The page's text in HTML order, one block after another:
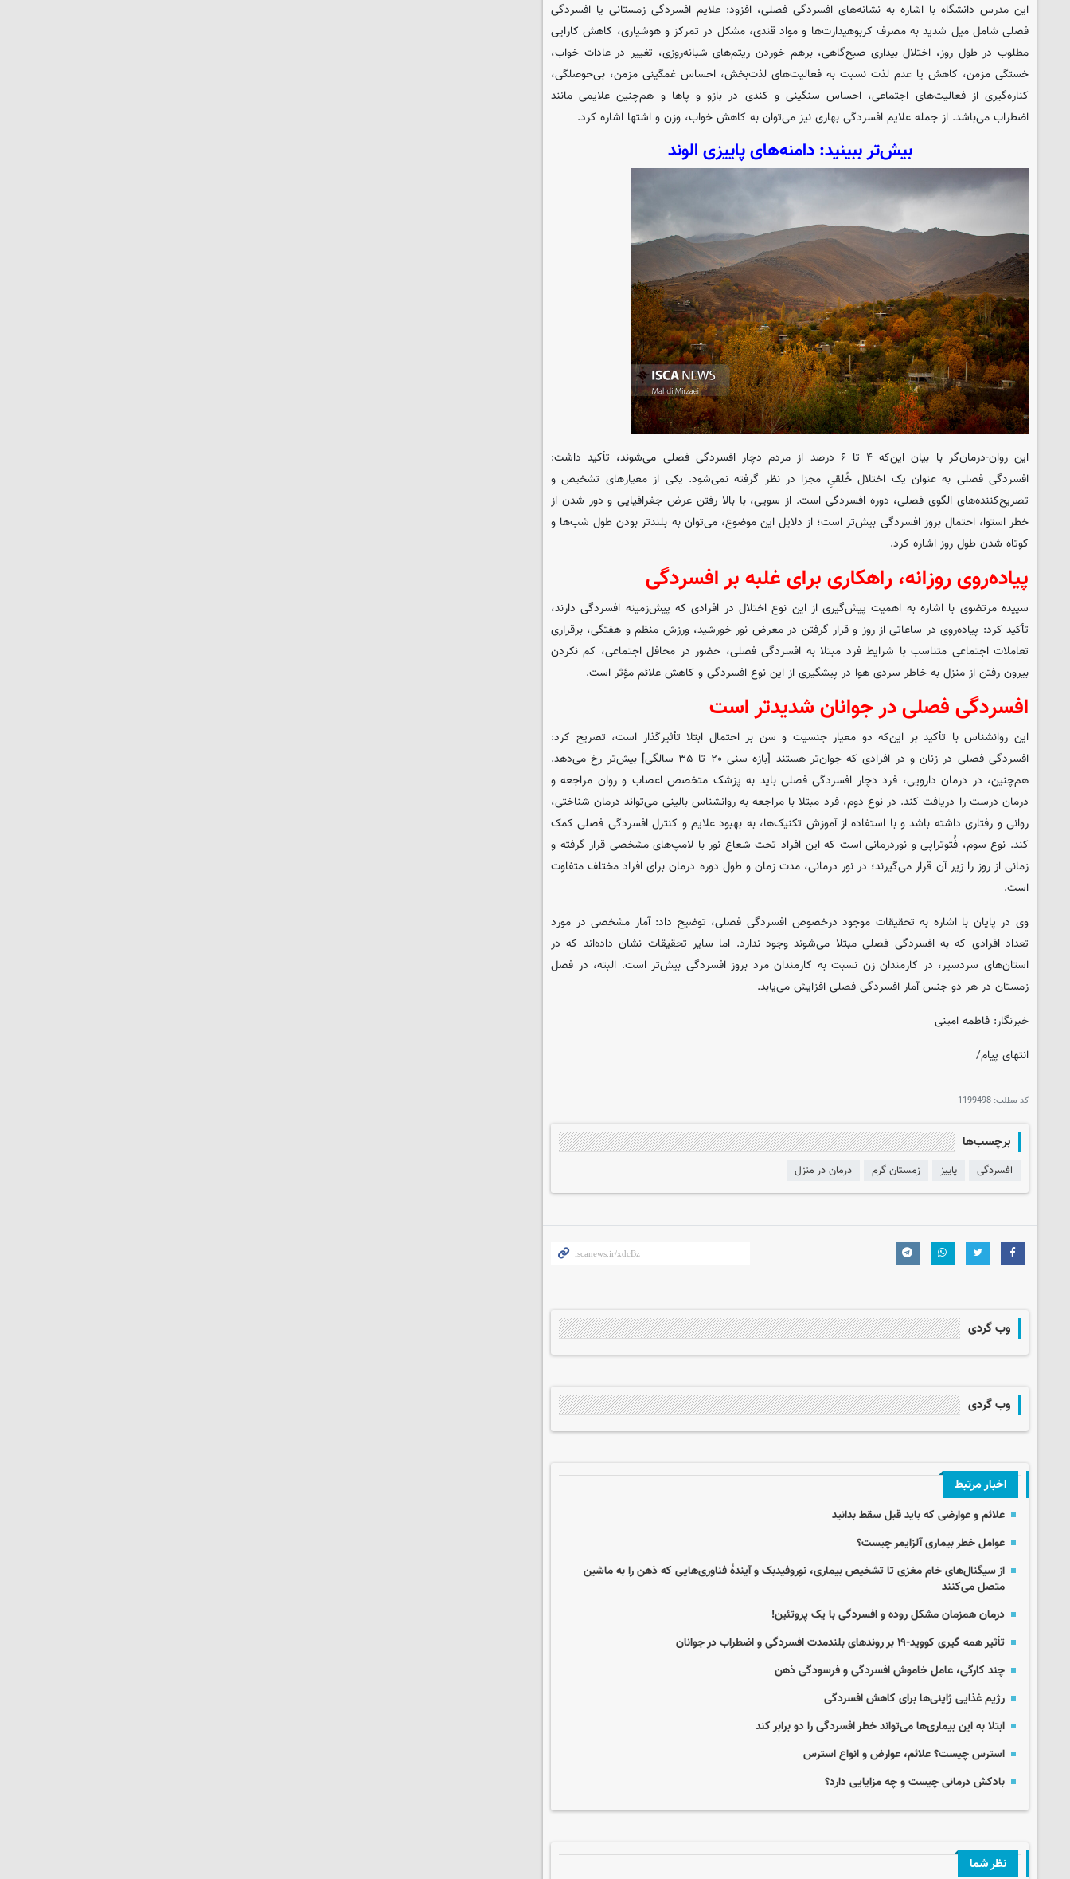
این مدرس دانشگاه با اشاره به نشانه‌های افسردگی فصلی، افزود: علایم افسردگی زمستانی یا افسردگی
فصلی شامل میل شدید به مصرف کربوهیدارت‌ها و مواد قندی، مشکل در تمرکز و هوشیاری، کاهش کارایی
مطلوب در طول روز، اختلال بیداری صبح‌گاهی، برهم خوردن ریتم‌های شبانه‌روزی، تغییر در عادات خواب،
خستگی مزمن، کاهش یا عدم لذت نسبت به فعالیت‌های لذت‌بخش، احساس غمگینی مزمن، بی‌حوصلگی،
کناره‌گیری از فعالیت‌های اجتماعی، احساس سنگینی و کندی در بازو و پاها و هم‌چنین علایمی مانند
اضطراب می‌باشد. از جمله علایم افسردگی بهاری نیز می‌توان به کاهش خواب، وزن و اشتها اشاره کرد.
بیش‌تر ببینید:دامنه‌های پاییزی الوند
این روان‌-درمان‌گر با بیان این‌که ۴ تا ۶ درصد از مردم دچار افسردگی فصلی می‌شوند، تأکید داشت:
افسردگی فصلی به عنوان یک اختلال خُلقیِ مجزا در نظر گرفته نمی‌شود. یکی از معیارهای تشخیص و
تصریح‌کننده‌های الگوی فصلی، دوره افسردگی است. از سویی، با بالا رفتن عرض جغرافیایی و دور شدن از
خطر استوا، احتمال بروز افسردگی بیش‌تر است؛ از دلایل این موضوع، می‌توان به بلندتر بودن طول شب‌ها و
کوتاه شدن طول روز اشاره کرد.
پیاده‌روی روزانه، راهکاری برای غلبه بر افسردگی
سپیده مرتضوی با اشاره به اهمیت پیش‌گیری از این نوع اختلال در افرادی که پیش‌زمینه افسردگی دارند،
تأکید کرد: پیاده‌روی در ساعاتی از روز و قرار گرفتن در معرض نور خورشید، ورزش منظم و هفتگی، برقراری
تعاملات اجتماعی متناسب با شرایط فرد مبتلا به افسردگی فصلی، حضور در محافل اجتماعی، کم نکردن
بیرون رفتن از منزل به خاطر سردی هوا در پیشگیری از این نوع افسردگی و کاهش علائم مؤثر است.
افسردگی فصلی در جوانان شدیدتر است
این روانشناس با تأکید بر این‌که دو معیار جنسیت و سن بر احتمال ابتلا تأثیرگذار است، تصریح کرد:
افسردگی فصلی در زنان و در افرادی که جوان‌تر هستند [بازه سنی ۲۰ تا ۳۵ سالگی] بیش‌تر رخ می‌دهد.
هم‌چنین، در درمان دارویی، فرد دچار افسردگی فصلی باید به پزشک متخصص اعصاب و روان مراجعه و
درمان درست را دریافت کند. در نوع دوم، فرد مبتلا با مراجعه به روانشناس بالینی می‌تواند درمان شناختی،
روانی و رفتاری داشته باشد و با استفاده از آموزش تکنیک‌ها، به بهبود علایم و کنترل افسردگی فصلی کمک
کند. نوع سوم، فَُتوتراپی و نوردرمانی است که این افراد تحت شعاع نور با لامپ‌های مشخصی قرار گرفته و
زمانی از روز را زیر آن قرار می‌گیرند؛ در نور درمانی، مدت زمان و طول دوره درمان برای افراد مختلف متفاوت
است.
وی در پایان با اشاره به تحقیقات موجود درخصوص افسردگی فصلی، توضیح داد: آمار مشخصی در مورد
تعداد افرادی که به افسردگی فصلی مبتلا می‌شوند وجود ندارد. اما سایر تحقیقات نشان داده‌اند که در
استان‌های سردسیر، در کارمندان زن نسبت به کارمندان مرد بروز افسردگی بیش‌تر است. البته، در فصل
زمستان در هر دو جنس آمار افسردگی فصلی افزایش می‌یابد.
خبرنگار: فاطمه امینی
انتهای پیام/
کد مطلب: 1199498
برچسب‌ها
افسردگی پاییز زمستان گرم درمان در منزل
وب گردی
وب گردی
اخبار مرتبط
علائم و عوارضی که باید قبل سقط بدانید
عوامل خطر بیماری آلزایمر چیست؟
از سیگنال‌های خام مغزی تا تشخیص بیماری، نوروفیدبک و آیندهٔ فناوری‌هایی که ذهن را به ماشین
متصل می‌کنند
درمان همزمان مشکل روده و افسردگی با یک پروتئین!
تأثیر همه گیری کووید-۱۹ بر روندهای بلندمدت افسردگی و اضطراب در جوانان
چند کارگی، عامل خاموش افسردگی و فرسودگی ذهن
رژیم غذایی ژاپنی‌ها برای کاهش افسردگی
ابتلا به این بیماری‌ها می‌تواند خطر افسردگی را دو برابر کند
استرس چیست؟ علائم، عوارض و انواع استرس
بادکش درمانی چیست و چه مزایایی دارد؟
نظر شما